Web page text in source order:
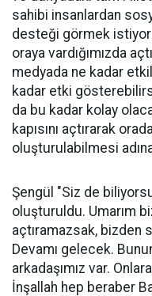
sahibi insanlardan
desteği görmek
oraya vardığımızda
medyada ne kadar
kadar etki
da bu kadar kolay
kapısını açtırarak
oluşturulabilmesi
Şengül "Siz de
oluşturuldu. Umarım
açtıramazsak, bizden
Devamı gelecek.
arkadaşımız var.
İnşallah hep beraber